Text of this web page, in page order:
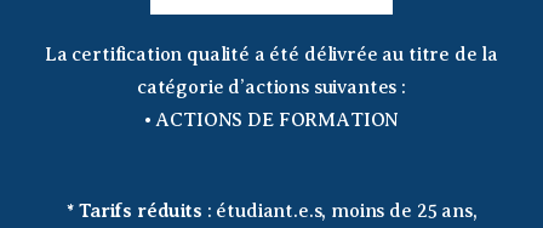
La certification qualité a été délivrée au titre de la
catégorie d’actions suivantes :
• ACTIONS DE FORMATION
*Tarifs réduits : étudiant.e.s, moins de 25 ans,